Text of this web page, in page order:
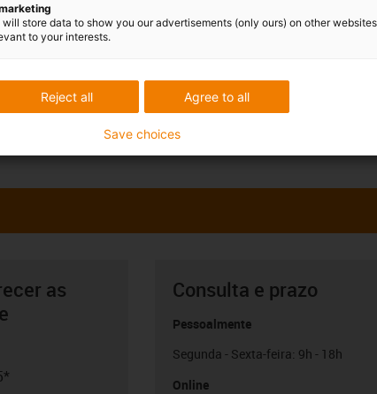
as
Consulta e prazo
Pessoalmente
Segunda - Sexta-feira: 9h - 18h
Online
will store data to show you our advertisements (only ours) on other websites
to your interests.
Agree to all
Reject all
Save choices